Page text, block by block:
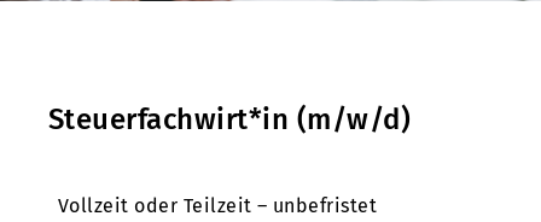
Steuerfachwirt*in (m/w/d)
Vollzeit oder Teilzeit – unbefristet